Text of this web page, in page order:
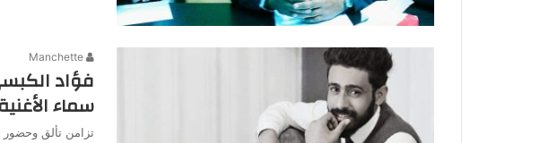
فؤاد
سماء
تزامن تألق